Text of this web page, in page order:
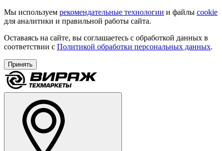
Мы используем рекомендательные технологии и файлы cookie
для аналитики и правильной работы сайта.
Оставаясь на сайте, вы соглашаетесь с обработкой данных в
соответствии с Политикой обработки персональных данных.
Принять